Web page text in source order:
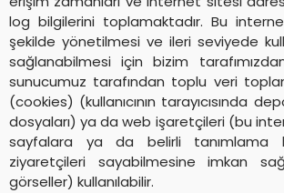
log bilgilerini toplamaktadır. Bu
şekilde yönetilmesi ve ileri seviyede
sağlanabilmesi için bizim
sunucumuz tarafından toplu veri
(cookies) (kullanıcının tarayıcısında
dosyaları) ya da web işaretçileri (bu
sayfalara ya da belirli tanımlama
ziyaretçileri sayabilmesine imkan
görseller) kullanılabilir.